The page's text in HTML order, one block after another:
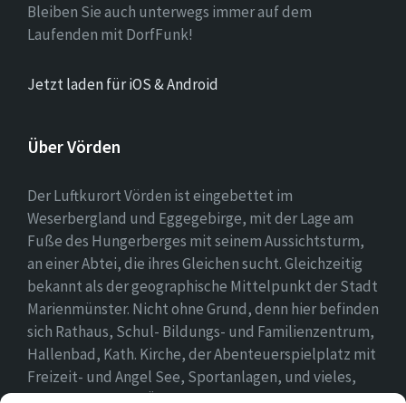
Bleiben Sie auch unterwegs immer auf dem
Laufenden mit DorfFunk!
Jetzt laden für iOS & Android
Über Vörden
Der Luftkurort Vörden ist eingebettet im
Weserbergland und Eggegebirge, mit der Lage am
Fuße des Hungerberges mit seinem Aussichtsturm,
an einer Abtei, die ihres Gleichen sucht. Gleichzeitig
bekannt als der geographische Mittelpunkt der Stadt
Marienmünster. Nicht ohne Grund, denn hier befinden
sich Rathaus, Schul- Bildungs- und Familienzentrum,
Hallenbad, Kath. Kirche, der Abenteuerspielplatz mit
Freizeit- und Angel See, Sportanlagen, und vieles,
vieles mehr. Einen Überblick findet ihr hier auf